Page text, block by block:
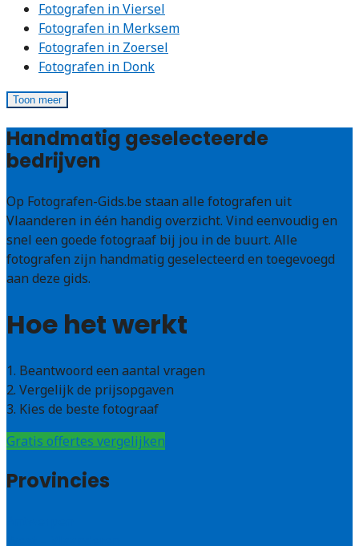
Fotografen in Viersel
Fotografen in Merksem
Fotografen in Zoersel
Fotografen in Donk
Toon meer
Handmatig geselecteerde
bedrijven
Op Fotografen-Gids.be staan alle fotografen uit
Vlaanderen in één handig overzicht. Vind eenvoudig en
snel een goede fotograaf bij jou in de buurt. Alle
fotografen zijn handmatig geselecteerd en toegevoegd
aan deze gids.
Hoe het werkt
1. Beantwoord een aantal vragen
2. Vergelijk de prijsopgaven
3. Kies de beste fotograaf
Gratis offertes vergelijken
Provincies